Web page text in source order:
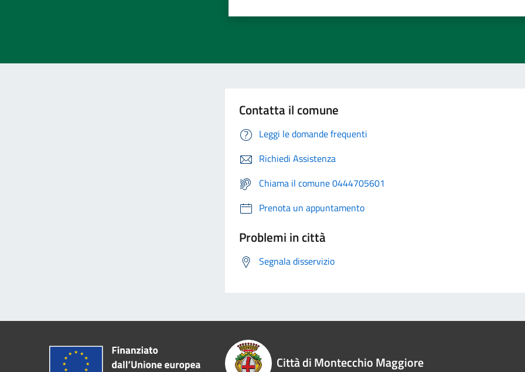
Contatta il comune
Leggi le domande frequenti
Richiedi Assistenza
Chiama il comune 0444705601
Prenota un appuntamento
Problemi in città
Segnala disservizio
Città di Montecchio Maggiore